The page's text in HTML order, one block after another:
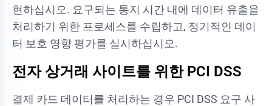
현하십시오. 요구되는 통지 시간 내에 데이터 유출을
처리하기 위한 프로세스를 수립하고, 정기적인 데이
터 보호 영향 평가를 실시하십시오.
전자 상거래 사이트를 위한 PCI DSS
결제 카드 데이터를 처리하는 경우 PCI DSS 요구 사